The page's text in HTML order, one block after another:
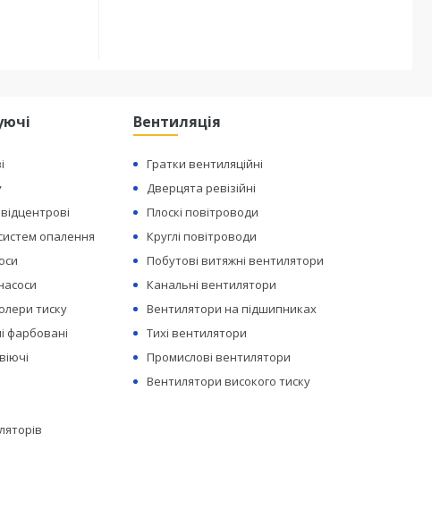
опалення
тиску
фарбовані
Вентиляція
Гратки вентиляційні
Дверцята ревізійні
Плоскі повітроводи
Круглі повітроводи
Побутові витяжні вентилятори
Канальні вентилятори
Вентилятори на підшипниках
Тихі вентилятори
Промислові вентилятори
Вентилятори високого тиску